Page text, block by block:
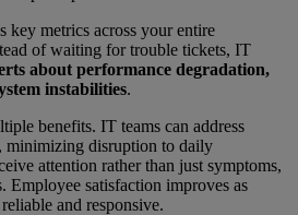
key metrics across your entire
of waiting for trouble tickets, IT
about performance degradation,
instabilities.
benefits. IT teams can address
minimizing disruption to daily
attention rather than just symptoms,
Employee satisfaction improves as
and responsive.